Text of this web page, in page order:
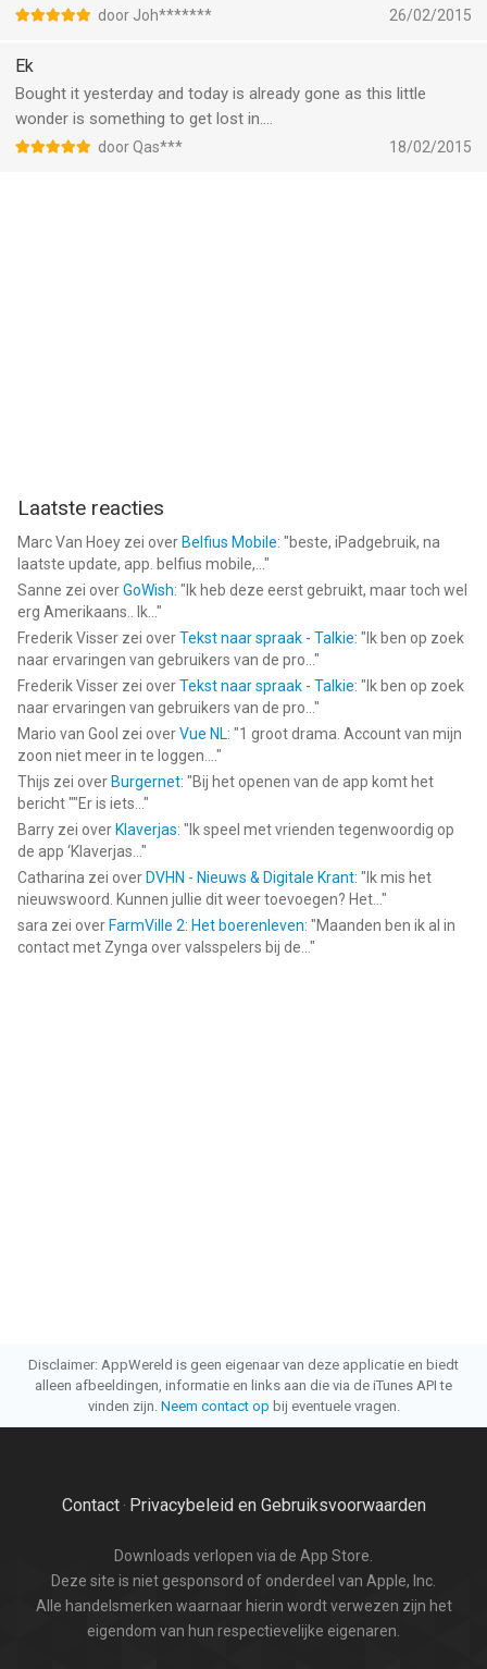
door Joh******* 26/02/2015
Ek
Bought it yesterday and today is already gone as this little
wonder is something to get lost in....
door Qas*** 18/02/2015
Laatste reacties
Marc Van Hoey zei over Belfius Mobile: "beste, iPadgebruik, na
laatste update, app. belfius mobile,... "
Sanne zei overGoWish: " Ik heb deze eerst gebruikt, maar toch wel
erg Amerikaans.. Ik... "
Frederik Visser zei overTekst naar spraak - Talkie: " Ik ben op zoek
naar ervaringen van gebruikers van de pro... "
Frederik Visser zei overTekst naar spraak - Talkie: " Ik ben op zoek
naar ervaringen van gebruikers van de pro... "
Mario van Gool zei overVue NL: "1 groot drama. Account van mijn
zoon niet meer in te loggen.... "
Thijs zei over Burgernet: "Bij het openen van de app komt het
bericht ""Er is iets... "
Barry zei over Klaverjas: " Ik speel met vrienden tegenwoordig op
de app ‘Klaverjas... "
Catharina zei over DVHN - Nieuws & Digitale Krant: " Ik mis het
nieuwswoord. Kunnen jullie dit weer toevoegen? Het... "
sara zei over FarmVille 2: Het boerenleven: "Maanden ben ik al in
contact met Zynga over valsspelers bij de... "
Disclaimer: AppWereld is geen eigenaar van deze applicatie en biedt
alleen afbeeldingen, informatie en links aan die via de iTunes API te
vinden zijn. Neem contact op bij eventuele vragen.
Contact· Privacybeleid en Gebruiksvoorwaarden
Downloads verlopen via de App Store.
Deze site is niet gesponsord of onderdeel van Apple, Inc.
Alle handelsmerken waarnaar hierin wordt verwezen zijn het
eigendom van hun respectievelijke eigenaren.